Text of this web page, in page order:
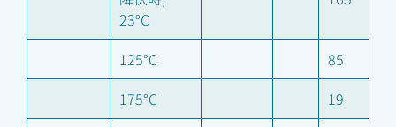
23°C
125°C
85
175°C
19